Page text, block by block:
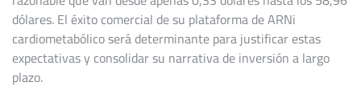
dólares. El éxito comercial de su plataforma de ARNi
cardiometabólico será determinante para justificar estas
expectativas y consolidar su narrativa de inversión a largo
plazo.